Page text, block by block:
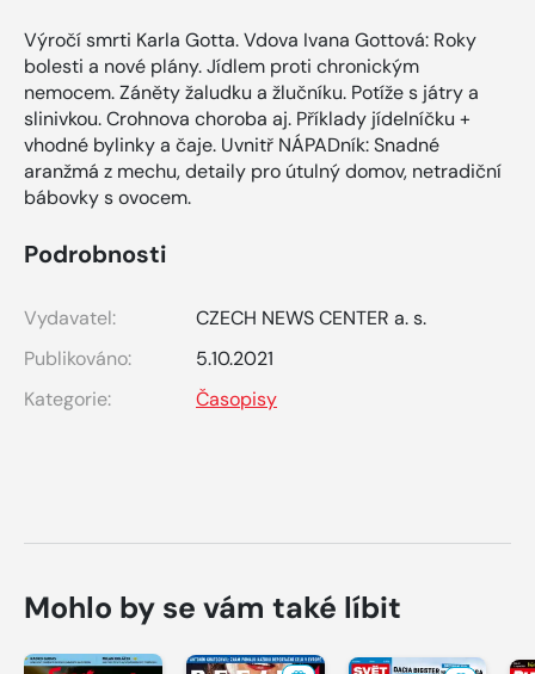
Výročí smrti Karla Gotta. Vdova Ivana Gottová: Roky
bolesti a nové plány. Jídlem proti chronickým
nemocem. Záněty žaludku a žlučníku. Potíže s játry a
slinivkou. Crohnova choroba aj. Příklady jídelníčku +
vhodné bylinky a čaje. Uvnitř NÁPADník: Snadné
aranžmá z mechu, detaily pro útulný domov, netradiční
bábovky s ovocem.
Podrobnosti
Vydavatel:
CZECH NEWS CENTER a. s.
Publikováno:
5.10.2021
Kategorie:
Časopisy
Mohlo by se vám také líbit